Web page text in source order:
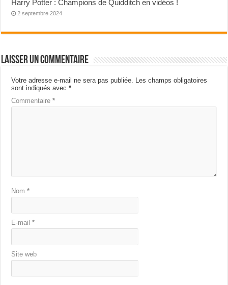
Harry Potter : Champions de Quidditch en vidéos !
2 septembre 2024
Laisser un commentaire
Votre adresse e-mail ne sera pas publiée. Les champs obligatoires
sont indiqués avec*
Commentaire*
Nom*
E-mail*
Site web